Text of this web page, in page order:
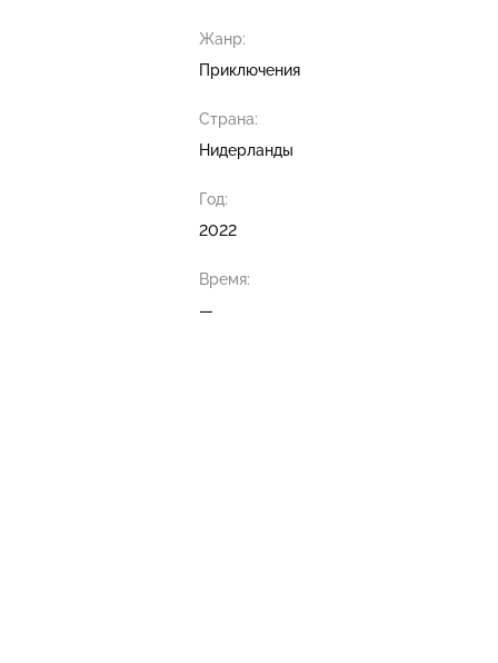
Жанр:
Приключения
Страна:
Нидерланды
Год:
2022
Время:
—